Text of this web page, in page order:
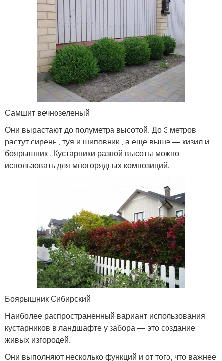
Самшит вечнозеленый
Они вырастают до полуметра высотой. До 3 метров
растут сирень , туя и шиповник , а еще выше — кизил и
боярышник . Кустарники разной высоты можно
использовать для многорядных композиций.
Боярышник Сибирский
Наиболее распространенный вариант использования
кустарников в ландшафте у забора — это создание
живых изгородей.
Они выполняют несколько функций и от того, что важнее